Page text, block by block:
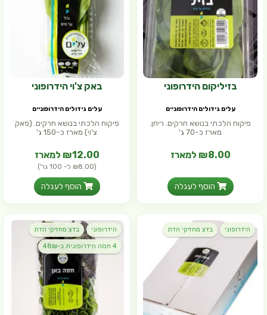
בזיליקום הידרופוני
עלים גידולים הידרופוניים
פיקוח הלכתי בנושא חרקים. ריחן.
מארז כ-70 ג'
₪8.00 למארז
הוסף לעגלה
באק צ'וי הידרופוני
עלים גידולים הידרופוניים
פיקוח הלכתי בנושא חרקים. (פאק
צ'וי) מארז כ-150 ג'
₪12.00 למארז
(₪8.00 ל- 100 גר')
הוסף לעגלה
הידרופוני בדצ מחזיקי הדת הידרופוני בדצ מחזיקי הדת
4 חסה הידרופונית ב-48₪